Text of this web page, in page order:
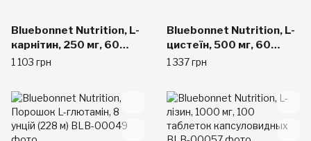
Bluebonnet Nutrition, L-
карнітин, 250 мг, 60
капсул вегетаріанських
1 103 грн
Bluebonnet Nutrition, L-
цистеїн, 500 мг, 60
капсул у рослинній
1 337 грн